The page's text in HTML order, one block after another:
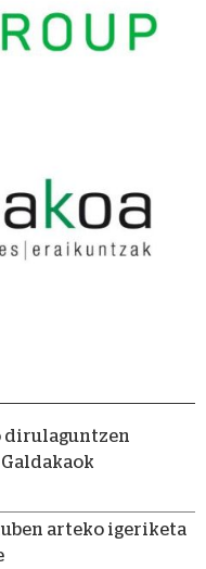
dirulaguntzen
arteko igeriketa